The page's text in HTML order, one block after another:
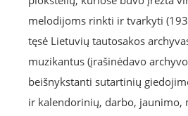
melodijoms rinkti ir tvarkyti
tęsė Lietuvių tautosakos
muzikantus (įrašinėdavo
beišnykstanti sutartinių
ir kalendorinių, darbo, jaunimo,